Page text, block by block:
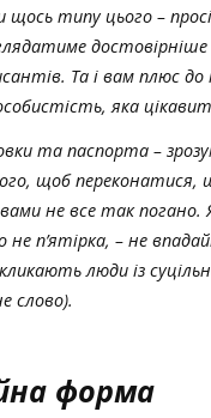
щось типу цього –
достовірніше
Та і вам плюс
яка
та паспорта –
щоб переконатися,
не все так погано.
п’ятірка, – не
люди із
слово).
форма